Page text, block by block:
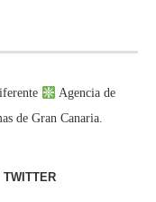
Agencia de
de Gran Canaria.
TWITTER